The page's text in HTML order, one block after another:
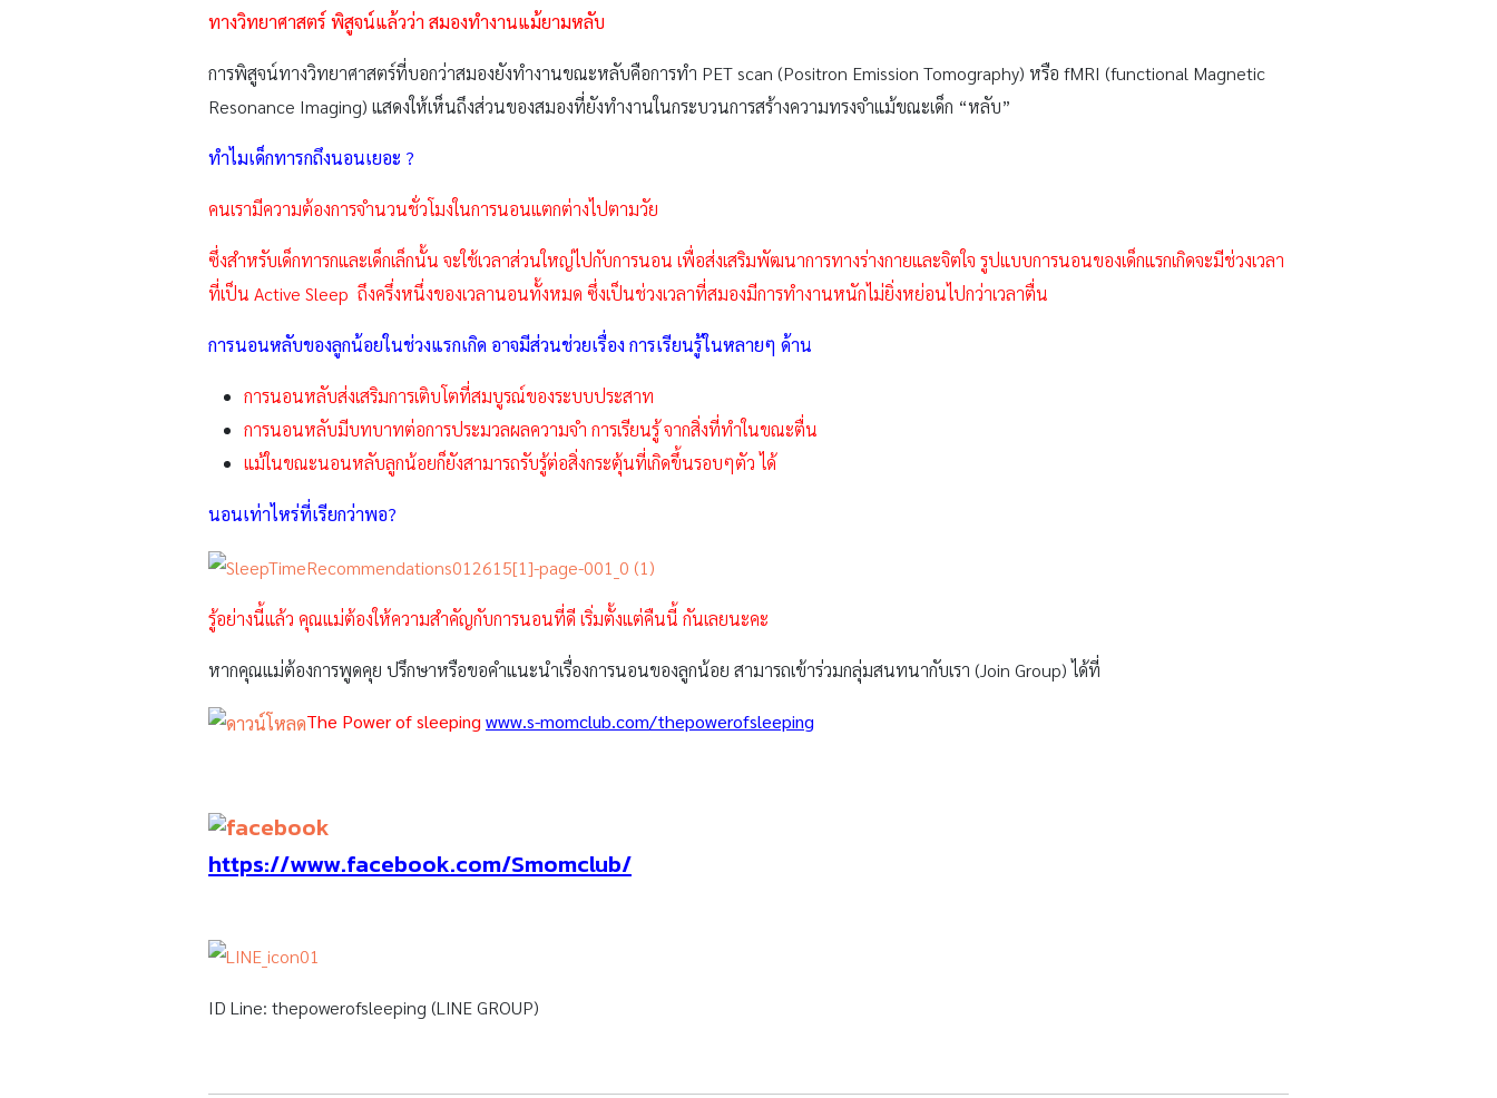
ทางวิทยาศาสตร์ พิสูจน์แล้วว่า สมองทำงานแม้ยามหลับ
การพิสูจน์ทางวิทยาศาสตร์ที่บอกว่าสมองยังทำงานขณะหลับคือการทำ PET scan (Positron Emission Tomography) หรือ fMRI (functional Magnetic
Resonance Imaging) แสดงให้เห็นถึงส่วนของสมองที่ยังทำงานในกระบวนการสร้างความทรงจำแม้ขณะเด็ก “หลับ”
ทำไมเด็กทารกถึงนอนเยอะ ?
คนเรามีความต้องการจำนวนชั่วโมงในการนอนแตกต่างไปตามวัย
ซึ่งสำหรับเด็กทารกและเด็กเล็กนั้น จะใช้เวลาส่วนใหญ่ไปกับการนอน เพื่อส่งเสริมพัฒนาการทางร่างกายและจิตใจ รูปแบบการนอนของเด็กแรกเกิดจะมีช่วงเวลา
ที่เป็น Active Sleep ถึงครึ่งหนึ่งของเวลานอนทั้งหมด ซึ่งเป็นช่วงเวลาที่สมองมีการทำงานหนักไม่ยิ่งหย่อนไปกว่าเวลาตื่น
การนอนหลับของลูกน้อยในช่วงแรกเกิด อาจมีส่วนช่วยเรื่อง การเรียนรู้ในหลายๆ ด้าน
การนอนหลับส่งเสริมการเติบโตที่สมบูรณ์ของระบบประสาท
การนอนหลับมีบทบาทต่อการประมวลผลความจำ การเรียนรู้ จากสิ่งที่ทำในขณะตื่น
แม้ในขณะนอนหลับลูกน้อยก็ยังสามารถรับรู้ต่อสิ่งกระตุ้นที่เกิดขึ้นรอบๆตัว ได้
นอนเท่าไหร่ที่เรียกว่าพอ?
รู้อย่างนี้แล้ว คุณแม่ต้องให้ความสำคัญกับการนอนที่ดี เริ่มตั้งแต่คืนนี้ กันเลยนะคะ
หากคุณแม่ต้องการพูดคุย ปรึกษาหรือขอคำแนะนำเรื่องการนอนของลูกน้อย สามารถเข้าร่วมกลุ่มสนทนากับเรา (Join Group) ได้ที่
The Power of sleeping www.s-momclub.com/thepowerofsleeping
https://www.facebook.com/Smomclub/
ID Line: thepowerofsleeping (LINE GROUP)